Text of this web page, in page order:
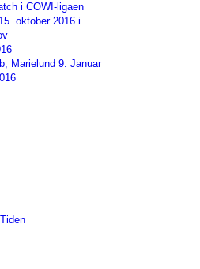
i COWI-ligaen
oktober 2016 i
Marielund 9. Januar